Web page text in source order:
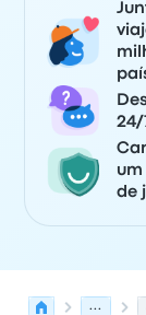
24/
um
de
...